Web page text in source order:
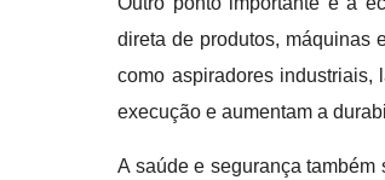
direta de produtos, máquinas
como aspiradores industriais,
execução e aumentam a
A saúde e segurança